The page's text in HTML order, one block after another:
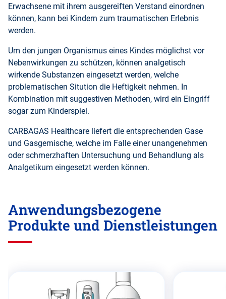
Erwachsene mit ihrem ausgereiften Verstand einordnen
können, kann bei Kindern zum traumatischen Erlebnis
werden.
Um den jungen Organismus eines Kindes möglichst vor
Nebenwirkungen zu schützen, können analgetisch
wirkende Substanzen eingesetzt werden, welche
problematischen Sitution die Heftigkeit nehmen. In
Kombination mit suggestiven Methoden, wird ein Eingriff
sogar zum Kinderspiel.
CARBAGAS Healthcare liefert die entsprechenden Gase
und Gasgemische, welche im Falle einer unangenehmen
oder schmerzhaften Untersuchung und Behandlung als
Analgetikum eingesetzt werden können.
Anwendungsbezogene
Produkte und Dienstleistungen
überspringen